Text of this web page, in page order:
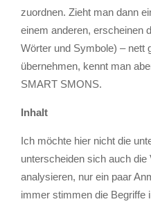
zuordnen. Zieht man dann
einem anderen, erscheinen
Wörter und Symbole) – nett
übernehmen, kennt man
SMART SMONS.
Inhalt
Ich möchte hier nicht die
unterscheiden sich auch die
analysieren, nur ein paar
immer stimmen die Begriffe